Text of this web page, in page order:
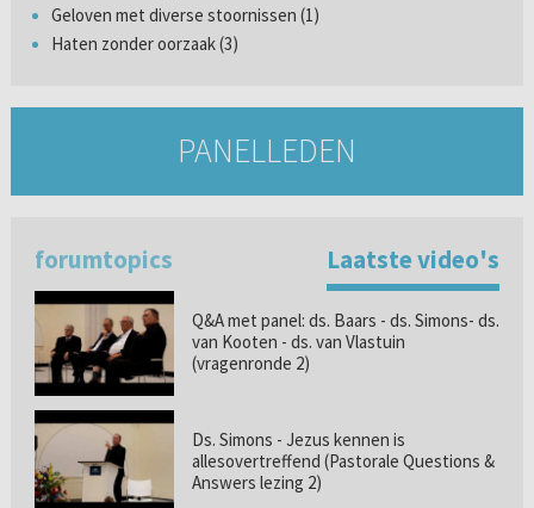
Geloven met diverse stoornissen (1)
Haten zonder oorzaak (3)
PANELLEDEN
forumtopics Laatste video's
Q&A met panel: ds. Baars - ds. Simons- ds.
van Kooten - ds. van Vlastuin
(vragenronde 2)
Ds. Simons - Jezus kennen is
allesovertreffend (Pastorale Questions &
Answers lezing 2)